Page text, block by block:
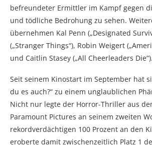
befreundeter Ermittler im Kampf gegen
und tödliche Bedrohung zu sehen.
übernehmen Kal Penn („Designated
(„Stranger Things“), Robin Weigert
und Caitlin Stasey („All Cheerleaders Die“).
Seit seinem Kinostart im September hat
du es auch?“ zu einem unglaublichen
Nicht nur legte der Horror-Thriller aus
Paramount Pictures an seinem zweiten
rekordverdächtigen 100 Prozent an den
eroberte damit zwischenzeitlich Platz 1